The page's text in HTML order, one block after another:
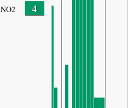
NO2 4